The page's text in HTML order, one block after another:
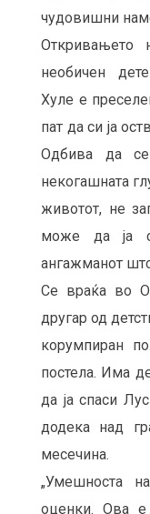
чудовишни
Откривањето
необичен
Хуле е
пат да си ја
Одбива да
некогашната
животот, не
може да ја
ангажманот
Се враќа во
другар од
корумпиран
постела. Има
да ја спаси
додека над
месечина.
„Умешноста
оценки. Ова е